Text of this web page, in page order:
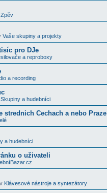
Zpěv
Vaše skupiny a projekty
pro DJe
a reproboxy
a recording
Skupiny a hudebníci
strednich Cechach a nebo Praze
a hudebníci
o uživateli
Klávesové nástroje a syntezátory